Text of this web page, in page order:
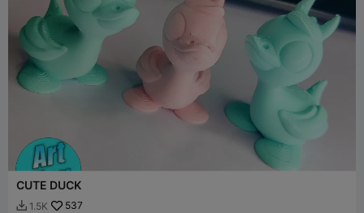
CUTE DUCK
 1.5K 537